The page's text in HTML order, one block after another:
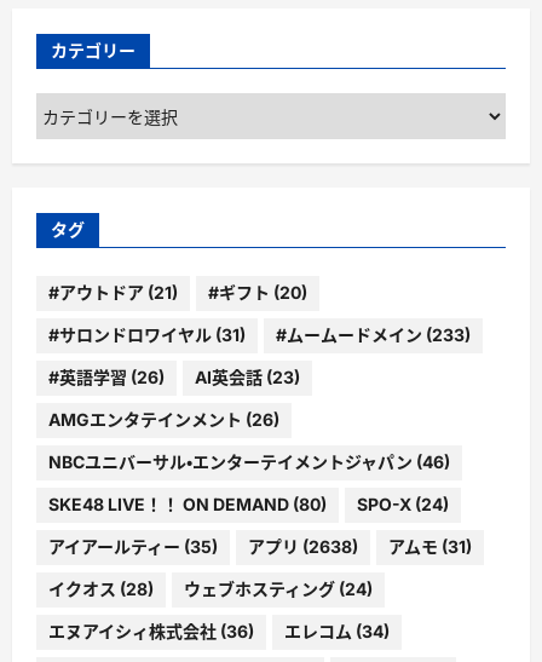
カテゴリー
カ
テ
ゴ
ー
タグ
#アウトドア (21) #ギフト (20)
#サロンドロワイヤル (31) #ムームードメイン (233)
#英語学習 (26) AI英会話 (23)
AMGエンタテインメント (26)
NBCユニバーサル・エンターテイメントジャパン (46)
SKE48 LIVE！！ ON DEMAND (80) SPO-X (24)
アイアールティー (35) アプリ (2638) アムモ (31)
イクオス (28) ウェブホスティング (24)
エヌアイシィ株式会社 (36) エレコム (34)